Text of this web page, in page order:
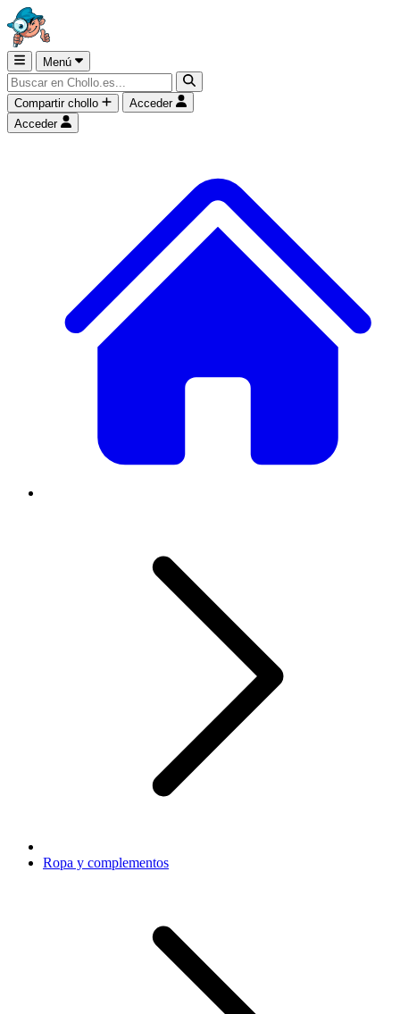
Menú
Compartir chollo
Acceder
Acceder
Ropa y complementos